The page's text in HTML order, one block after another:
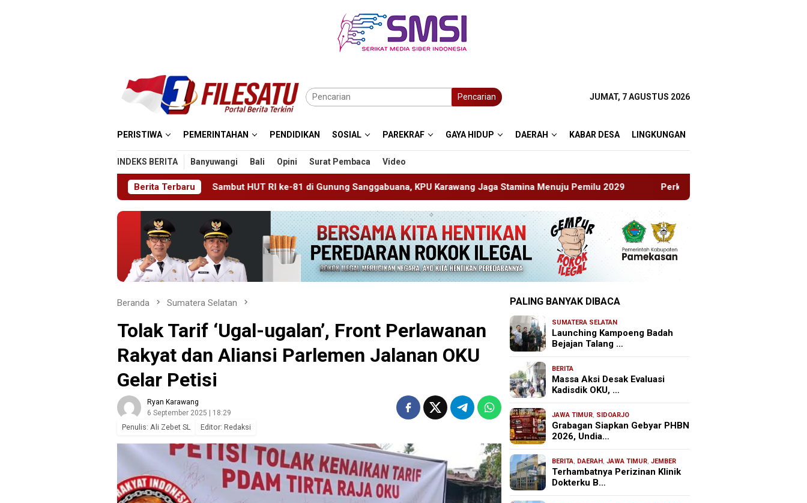
Pencarian JUMAT, 7 AGUSTUS 2026
PERISTIWA PEMERINTAHAN PENDIDIKAN SOSIAL PAREKRAF GAYA HIDUP DAERAH KABAR DESA LINGKUNGAN
INDEKS BERITA Banyuwangi Bali Opini Surat Pembaca Video
Berita Terbaru
Sambut HUT RI ke-81 di Gunung Sanggabuana, KPU Karawang Jaga Stamina Menuju Pemilu 2029 Perkenalkan Diri Lewat Safari Jumat, Kapolres Lumajang
Beranda Sumatera Selatan
Tolak Tarif ‘Ugal-ugalan’, Front Perlawanan
Rakyat dan Aliansi Parlemen Jalanan OKU
Gelar Petisi
Ryan Karawang
6 September 2025 | 18:29
Penulis: Ali Zebet SL Editor: Redaksi
PALING BANYAK DIBACA
SUMATERA SELATAN
Launching Kampoeng Badah
Bejajan Talang …
BERITA
Massa Aksi Desak Evaluasi
Kadisdik OKU, …
JAWA TIMUR, SIDOARJO
Grabagan Siapkan Gebyar PHBN
2026, Undia…
BERITA, DAERAH ,JAWA TIMUR,JEMBER
Terhambatnya Perizinan Klinik
Dokterku B…